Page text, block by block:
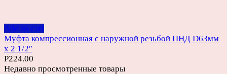
Add to cart
Муфта компрессионная с наружной резьбой ПНД D63мм
х 2 1/2″
Р224.00
Недавно просмотренные товары